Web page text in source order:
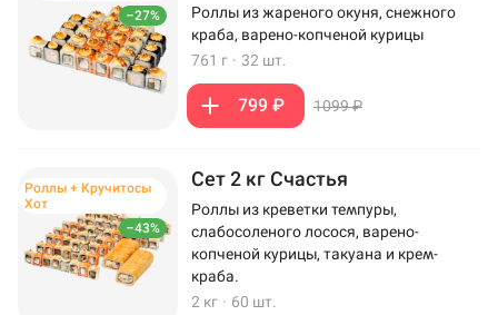
–27%
Роллы из жареного окуня, снежного
краба, варено-копченой курицы
761 г · 32 шт.
799 ₽ 1099 ₽
–43%
Роллы + Кручитосы
Хот
Сет 2 кг Счастья
Роллы из креветки темпуры,
слабосоленого лосося, варено-
копченой курицы, такуана и крем-
краба.
2 кг · 60 шт.